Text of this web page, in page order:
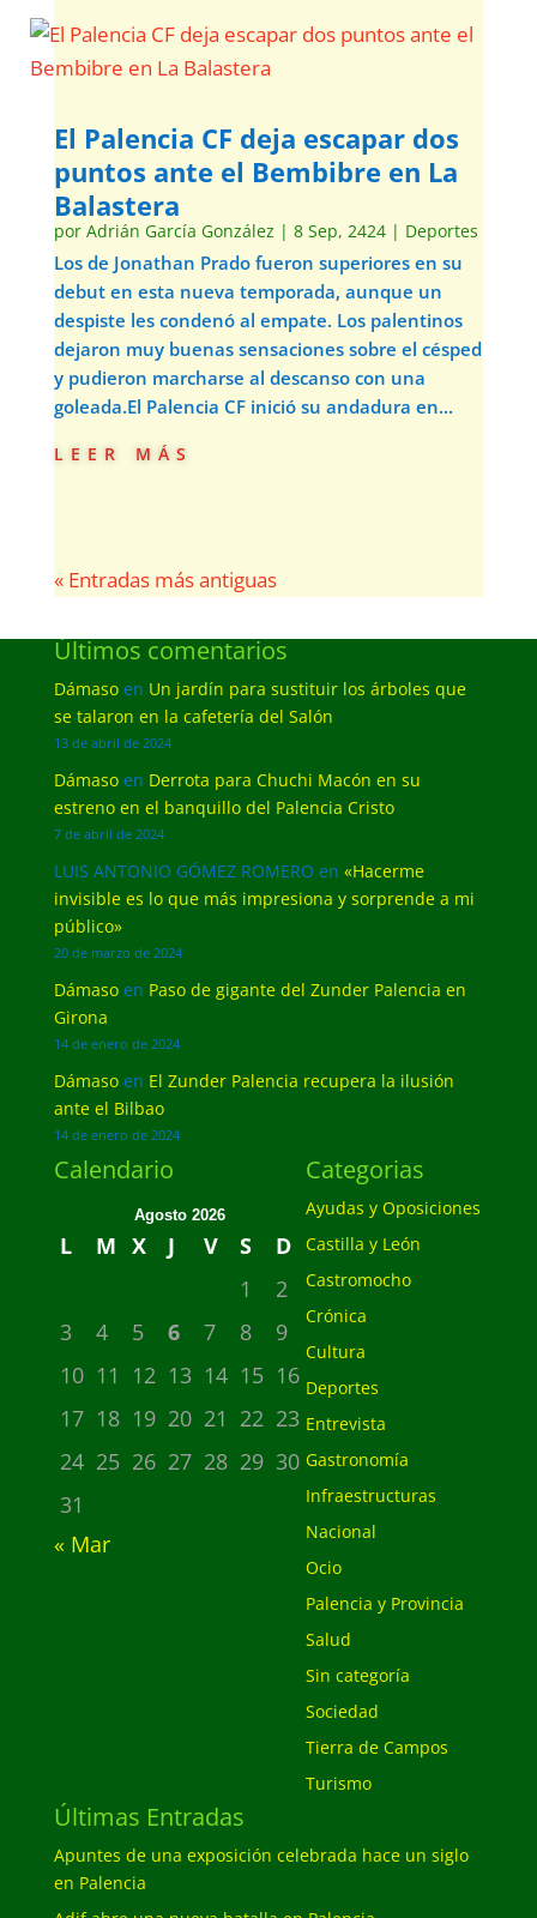
El Palencia CF deja escapar dos
puntos ante el Bembibre en La
Balastera
por Adrián García González | 8 Sep, 2424| Deportes
Los de Jonathan Prado fueron superiores en su
debut en esta nueva temporada, aunque un
despiste les condenó al empate. Los palentinos
dejaron muy buenas sensaciones sobre el césped
y pudieron marcharse al descanso con una
goleada.El Palencia CF inició su andadura en...
leer más
« Entradas más antiguas
Últimos comentarios
Dámasoen Un jardín para sustituir los árboles que
se talaron en la cafetería del Salón
13 de abril de 2024
Dámasoen Derrota para Chuchi Macón en su
estreno en el banquillo del Palencia Cristo
7 de abril de 2024
LUIS ANTONIO GÓMEZ ROMERO en «Hacerme
invisible es lo que más impresiona y sorprende a mi
público»
20 de marzo de 2024
Dámasoen Paso de gigante del Zunder Palencia en
Girona
14 de enero de 2024
Dámasoen El Zunder Palencia recupera la ilusión
ante el Bilbao
14 de enero de 2024
Calendario
Agosto 2026
L M X J V S
D
1
2
3
4 5 6 7 8
9
10 11 12 13 14 15 16
17 18 19 20 21 22 23
24 25 26 27 28 29 30
31
« Mar
Categorias
Ayudas y Oposiciones
Castilla y León
Castromocho
Crónica
Cultura
Deportes
Entrevista
Gastronomía
Infraestructuras
Nacional
Ocio
Palencia y Provincia
Salud
Sin categoría
Sociedad
Tierra de Campos
Turismo
Últimas Entradas
Apuntes de una exposición celebrada hace un siglo
en Palencia